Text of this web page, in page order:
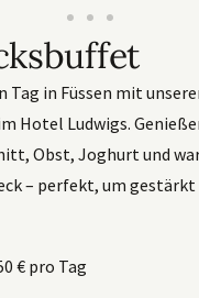
Tag in Füssen mit
Hotel Ludwigs.
Obst, Joghurt und
– perfekt, um gestärkt
€ pro Tag